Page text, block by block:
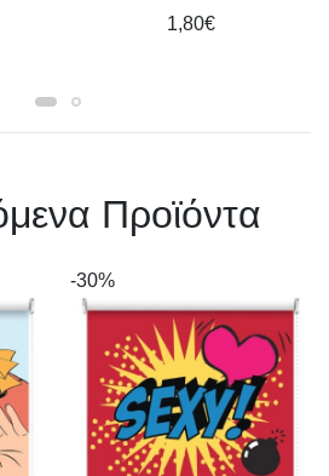
1,80€
Προϊόντα
-30%